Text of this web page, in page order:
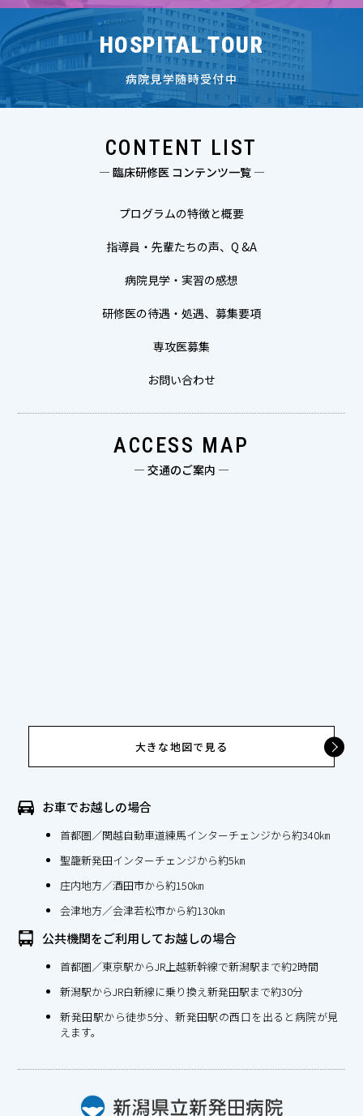
HOSPITAL TOUR
病院見学随時受付中
CONTENT LIST
— 臨床研修医 コンテンツ一覧 —
プログラムの特徴と概要
指導員・先輩たちの声、Q &A
病院見学・実習の感想
研修医の待遇・処遇、募集要項
専攻医募集
お問い合わせ
ACCESS MAP
— 交通のご案内 —
大きな地図で見る
お車でお越しの場合
首都圏／関越自動車道練馬インターチェンジから約340㎞
聖籠新発田インターチェンジから約5㎞
庄内地方／酒田市から約150㎞
会津地方／会津若松市から約130㎞
公共機関をご利用してお越しの場合
首都圏／東京駅からJR上越新幹線で新潟駅まで約2時間
新潟駅からJR白新線に乗り換え新発田駅まで約30分
新発田駅から徒歩5分、新発田駅の西口を出ると病院が見
えます。